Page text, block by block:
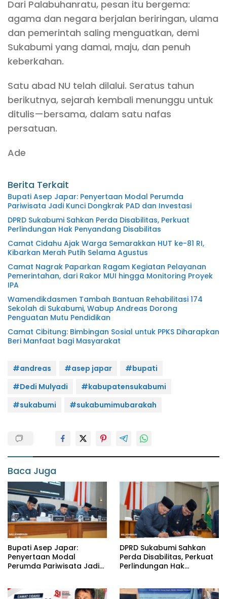
Dari Palabuhanratu, pesan itu bergema:
agama dan negara berjalan beriringan, ulama
dan pemerintah saling menguatkan, demi
Sukabumi yang damai, maju, dan penuh
keberkahan.
Satu abad NU telah dilalui. Seratus tahun
berikutnya, sejarah kembali menunggu untuk
ditulis—bersama, dalam satu nafas
persatuan.
Ade
Berita Terkait
Bupati Asep Japar: Penyertaan Modal Perumda
Pariwisata Jadi Kunci Dongkrak PAD dan Investasi
DPRD Sukabumi Sahkan Perda Disabilitas, Perkuat
Perlindungan Hak Penyandang Disabilitas
Camat Cidahu Ajak Warga Semarakkan HUT ke-81 RI,
Kibarkan Merah Putih Selama Agustus
Camat Nagrak Paparkan Ragam Kegiatan Pelayanan
Pemerintahan, dari Rakor MUI hingga Monitoring Proyek
IPA
Wamendikdasmen Tambah Bantuan Rehabilitasi 174
Sekolah di Sukabumi, Wabup Andreas Dorong
Penguatan Mutu Pendidikan
Camat Cibitung: Bimbingan Sosial untuk PPKS Diharapkan
Beri Manfaat bagi Masyarakat
#andreas #asep japar
#bupati
#Dedi Mulyadi
#kabupatensukabumi
#sukabumi
#sukabumimubarakah
Baca Juga
Bupati Asep Japar:
Penyertaan Modal
Perumda Pariwisata Jadi
DPRD Sukabumi Sahkan
Perda Disabilitas, Perkuat
Perlindungan Hak